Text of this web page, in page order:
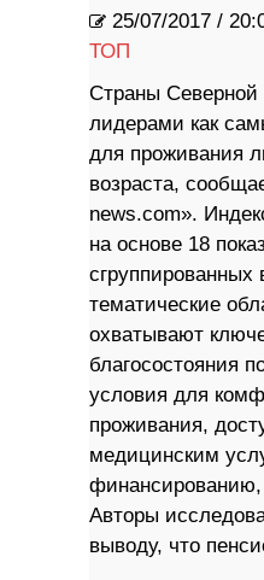
25/07/2017 /
ТОП
Страны
лидерами как
для проживания
возраста,
news.com».
на основе 18
сгруппированных
тематические
охватывают
благосостояния
условия для
проживания,
медицинским
финансированию,
Авторы
выводу, что